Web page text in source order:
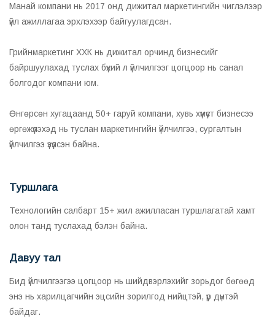
Манай компани нь 2017 онд дижитал маркетингийн чиглэлээр
үйл ажиллагаа эрхлэхээр байгуулагдсан.
Грийнмаркетинг ХХК нь дижитал орчинд бизнесийг
байршуулахад туслах бүхий л үйлчилгээг цогцоор нь санал
болгодог компани юм.
Өнгөрсөн хугацаанд 50+ гаруй компани, хувь хүмүүст бизнесээ
өргөжүүлэхэд нь туслан маркетингийн үйлчилгээ, сургалтын
үйлчилгээ үзүүлсэн байна.
Туршлага
Технологийн салбарт 15+ жил ажилласан туршлагатай хамт
олон танд туслахад бэлэн байна.
Давуу тал
Бид үйлчилгээгээ цогцоор нь шийдвэрлэхийг зорьдог бөгөөд
энэ нь харилцагчийн эцсийн зорилгод нийцтэй, үр дүнтэй
байдаг.